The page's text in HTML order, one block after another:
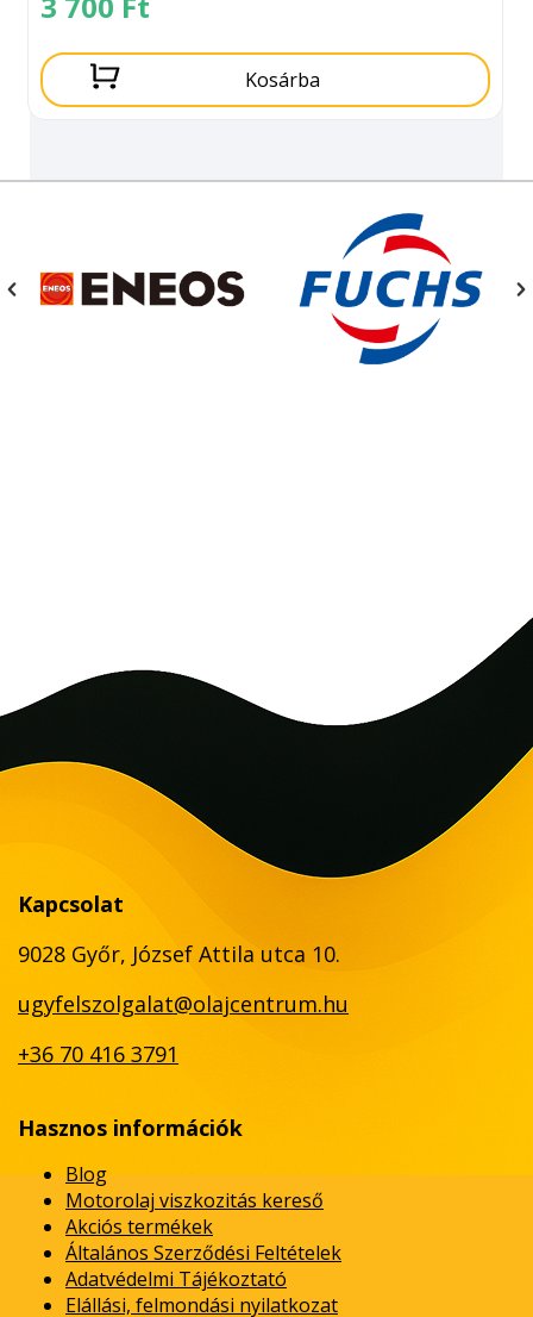
Kosárba
Kapcsolat
9028 Győr, József Attila utca 10.
ugyfelszolgalat@olajcentrum.hu
+36 70 416 3791
Hasznos információk
Blog
Motorolaj viszkozitás kereső
Akciós termékek
Általános Szerződési Feltételek
Adatvédelmi Tájékoztató
Elállási, felmondási nyilatkozat